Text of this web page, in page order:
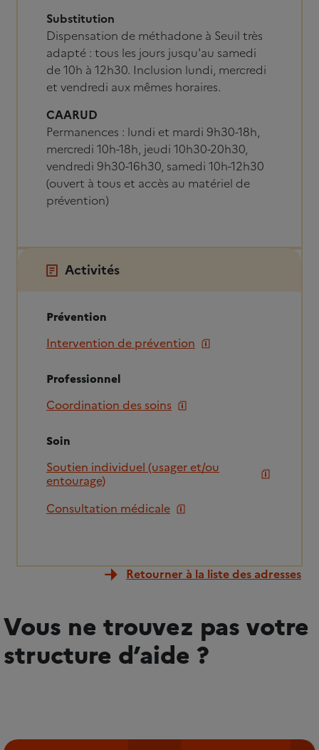
Substitution
Dispensation de méthadone à Seuil très
adapté : tous les jours jusqu'au samedi
de 10h à 12h30. Inclusion lundi, mercredi
et vendredi aux mêmes horaires.
CAARUD
Permanences : lundi et mardi 9h30-18h,
mercredi 10h-18h, jeudi 10h30-20h30,
vendredi 9h30-16h30, samedi 10h-12h30
(ouvert à tous et accès au matériel de
prévention)
Activités
Prévention
Intervention de prévention
Professionnel
Coordination des soins
Soin
Soutien individuel (usager et/ou
entourage)
Consultation médicale
Retourner à la liste des adresses
Vous ne trouvez pas votre
structure d’aide ?